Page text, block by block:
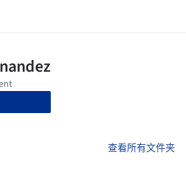
查看所有文件夹